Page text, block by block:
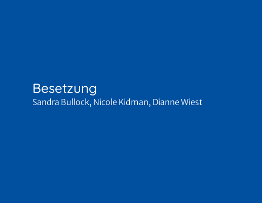
Besetzung
Sandra Bullock, Nicole Kidman, Dianne Wiest